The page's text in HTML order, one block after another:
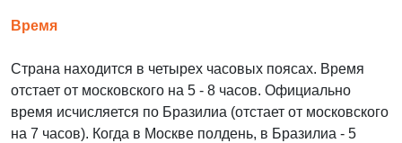
Время
Страна находится в четырех часовых поясах. Время
отстает от московского на 5 - 8 часов. Официально
время исчисляется по Бразилиа (отстает от московского
на 7 часов). Когда в Москве полдень, в Бразилиа - 5